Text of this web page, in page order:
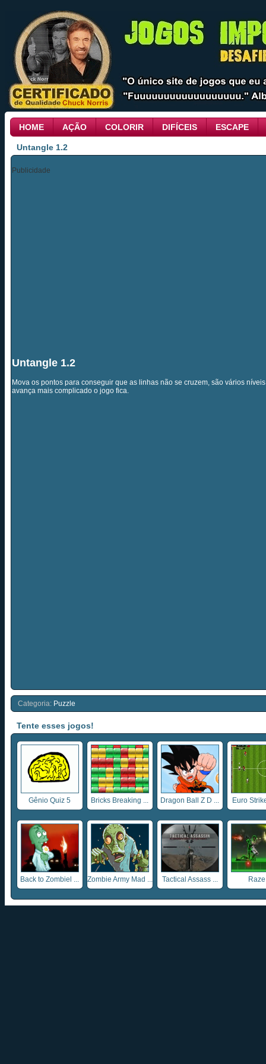
HOME AÇÃO COLORIR DIFÍCEIS ESCAPE
Untangle 1.2
Publicidade
Untangle 1.2
Mova os pontos para conseguir que as linhas não se cruzem, são vários
avança mais complicado o jogo fica.
Categoria: Puzzle
Tente esses jogos!
Gênio Quiz 5 Bricks Breaking ... Dragon Ball Z D ... Euro
Back to Zombiel ... Zombie Army Mad ... Tactical Assass ...